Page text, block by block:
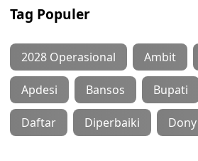
Tag Populer
2028 Operasional Ambit
Apdesi Bansos Bupati
Daftar Diperbaiki Dony